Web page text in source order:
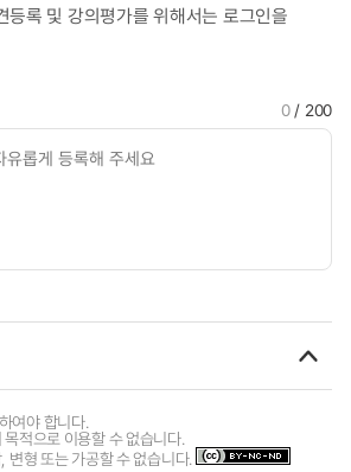
등록 및 강의평가를 위해서는 로그인을
0/ 200
여야 합니다.
적으로 이용할 수 없습니다.
변형 또는 가공할 수 없습니다.